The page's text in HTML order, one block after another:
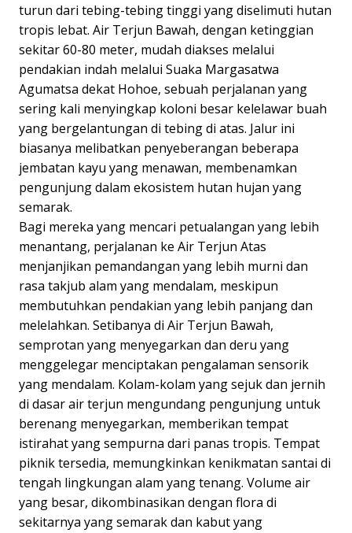
turun dari tebing-tebing tinggi yang diselimuti hutan
tropis lebat. Air Terjun Bawah, dengan ketinggian
sekitar 60-80 meter, mudah diakses melalui
pendakian indah melalui Suaka Margasatwa
Agumatsa dekat Hohoe, sebuah perjalanan yang
sering kali menyingkap koloni besar kelelawar buah
yang bergelantungan di tebing di atas. Jalur ini
biasanya melibatkan penyeberangan beberapa
jembatan kayu yang menawan, membenamkan
pengunjung dalam ekosistem hutan hujan yang
semarak.
Bagi mereka yang mencari petualangan yang lebih
menantang, perjalanan ke Air Terjun Atas
menjanjikan pemandangan yang lebih murni dan
rasa takjub alam yang mendalam, meskipun
membutuhkan pendakian yang lebih panjang dan
melelahkan. Setibanya di Air Terjun Bawah,
semprotan yang menyegarkan dan deru yang
menggelegar menciptakan pengalaman sensorik
yang mendalam. Kolam-kolam yang sejuk dan jernih
di dasar air terjun mengundang pengunjung untuk
berenang menyegarkan, memberikan tempat
istirahat yang sempurna dari panas tropis. Tempat
piknik tersedia, memungkinkan kenikmatan santai di
tengah lingkungan alam yang tenang. Volume air
yang besar, dikombinasikan dengan flora di
sekitarnya yang semarak dan kabut yang